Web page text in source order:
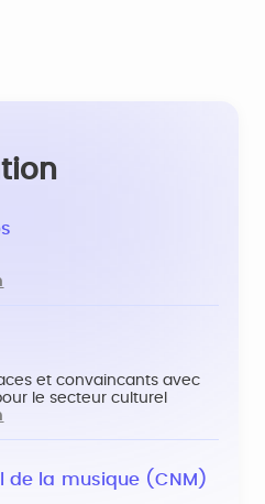
et convaincants avec
le secteur culturel
de la musique (CNM)